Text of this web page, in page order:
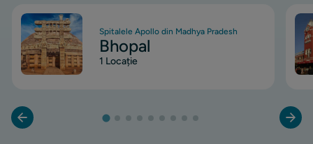
Imagine
Spitalele Apollo din Madhya Pradesh
Bhopal
1 Locație